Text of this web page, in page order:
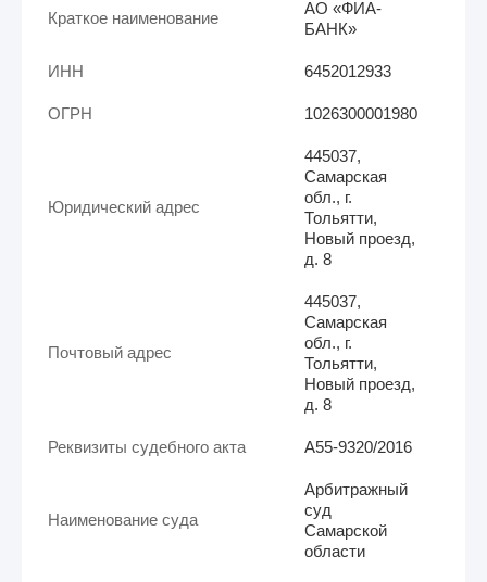
Краткое наименование
АО «ФИА-
БАНК»
ИНН 6452012933
ОГРН 1026300001980
Юридический адрес
445037,
Самарская
обл., г.
Тольятти,
Новый проезд,
д. 8
Почтовый адрес
445037,
Самарская
обл., г.
Тольятти,
Новый проезд,
д. 8
Реквизиты судебного акта А55-9320/2016
Наименование суда
Арбитражный
суд
Самарской
области